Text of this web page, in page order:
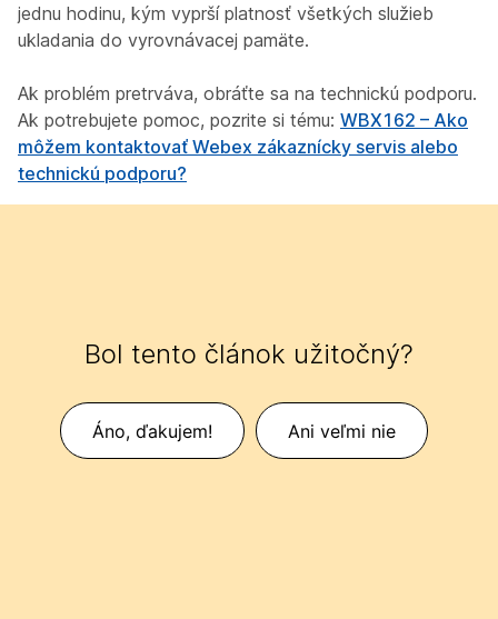
jednu hodinu, kým vyprší platnosť všetkých služieb
ukladania do vyrovnávacej pamäte.
Ak problém pretrváva, obráťte sa na technickú podporu.
Ak potrebujete pomoc, pozrite si tému: WBX162 – Ako
môžem kontaktovať Webex zákaznícky servis alebo
technickú podporu?
Bol tento článok užitočný?
Áno, ďakujem! Ani veľmi nie